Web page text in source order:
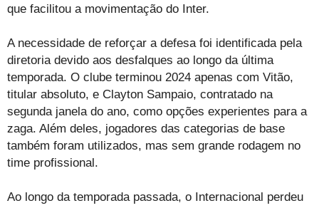
que facilitou a movimentação do Inter.
A necessidade de reforçar a defesa foi identificada pela
diretoria devido aos desfalques ao longo da última
temporada. O clube terminou 2024 apenas com Vitão,
titular absoluto, e Clayton Sampaio, contratado na
segunda janela do ano, como opções experientes para a
zaga. Além deles, jogadores das categorias de base
também foram utilizados, mas sem grande rodagem no
time profissional.
Ao longo da temporada passada, o Internacional perdeu